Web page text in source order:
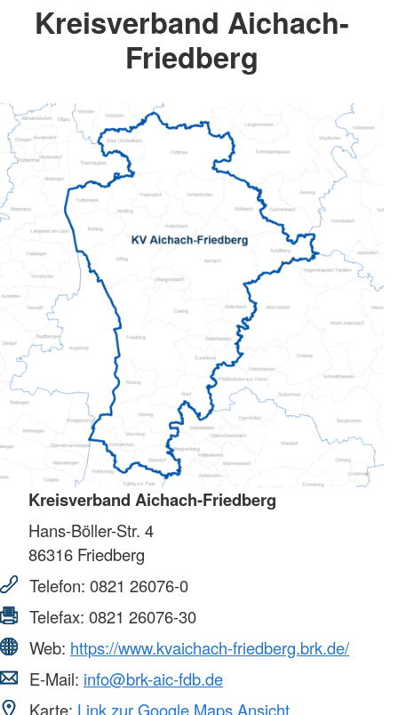
Kreisverband Aichach-
Friedberg
Kreisverband Aichach-Friedberg
Hans-Böller-Str. 4
86316 Friedberg
Telefon: 0821 26076-0
Telefax: 0821 26076-30
Web: https://www.kvaichach-friedberg.brk.de/
E-Mail: info@brk-aic-fdb.de
Karte: Link zur Google Maps Ansicht